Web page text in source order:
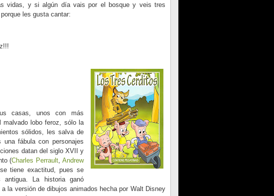
vidas, y si algún día vais por el bosque y veis tres
les gusta cantar:
casas, unos con más
lobo feroz, sólo la
sólidos, les salva de
fábula con personajes
datan del siglo XVII y
(Charles Perrault, Andrew
tiene exactitud, pues se
La historia ganó
la versión de dibujos animados hecha por Walt Disney